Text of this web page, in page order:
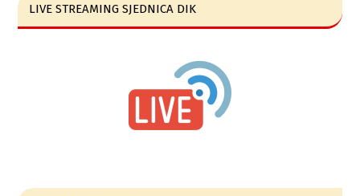
LIVE STREAMING SJEDNICA DIK